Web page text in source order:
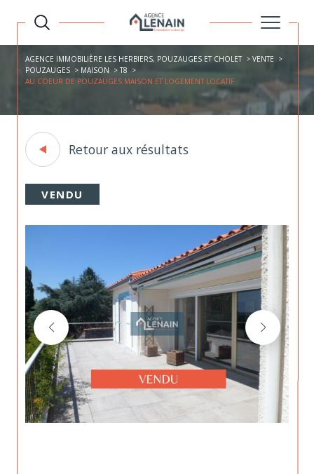
AGENCE IMMOBILIÈRE LES HERBIERS, POUZAUGES ET CHOLET
VENTE
POUZAUGES
MAISON
T8
AU COEUR DE POUZAUGES MAISON ET LOGEMENT LOCATIF
Retour aux résultats
VENDU